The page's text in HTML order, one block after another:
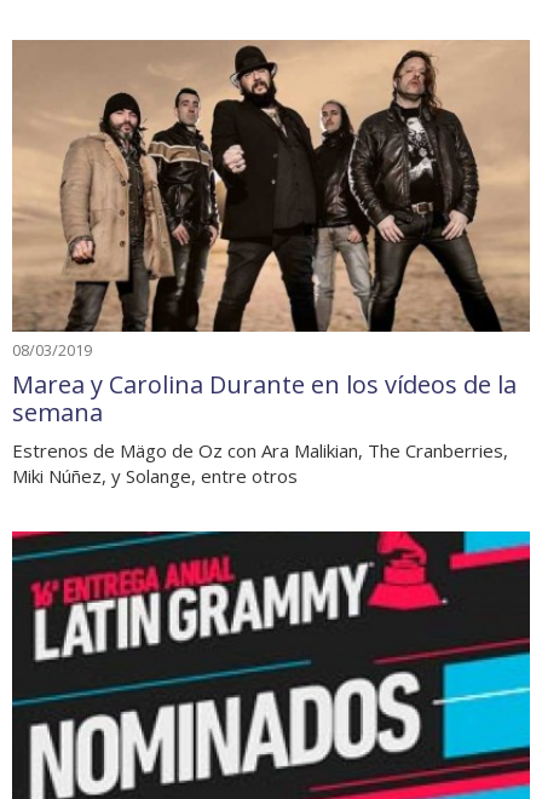
08/03/2019
Marea y Carolina Durante en los vídeos de la
semana
Estrenos de Mägo de Oz con Ara Malikian, The Cranberries,
Miki Núñez, y Solange, entre otros